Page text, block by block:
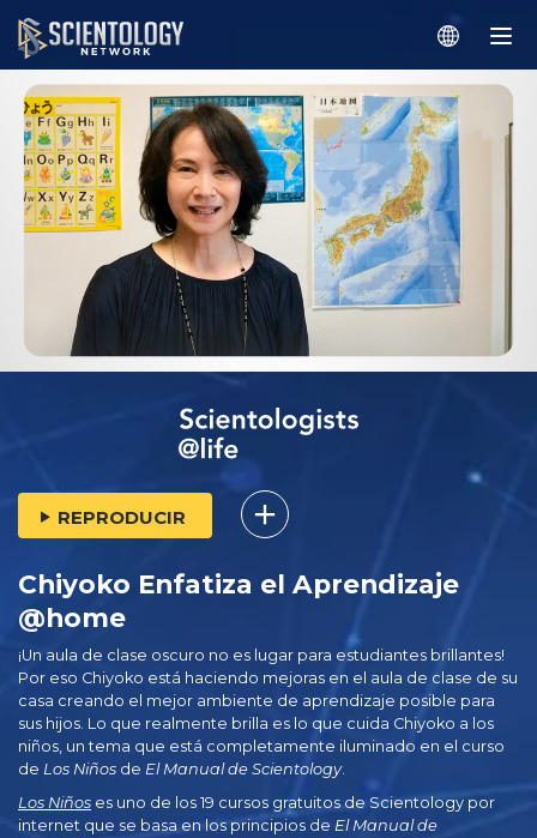
REPRODUCIR
Chiyoko Enfatiza el Aprendizaje
@home
¡Un aula de clase oscuro no es lugar para estudiantes brillantes!
Por eso Chiyoko está haciendo mejoras en el aula de clase de su
casa creando el mejor ambiente de aprendizaje posible para
sus hijos. Lo que realmente brilla es lo que cuida Chiyoko a los
niños, un tema que está completamente iluminado en el curso
de Los Niños de El Manual de Scientology.
Los Niños es uno de los 19 cursos gratuitos de Scientology por
internet que se basa en los principios de El Manual de